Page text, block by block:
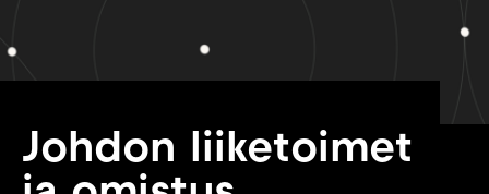
Johdon liiketoimet